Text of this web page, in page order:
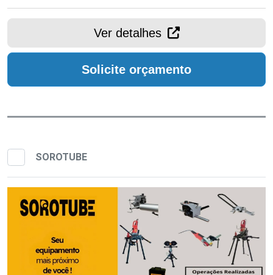
Ver detalhes
Solicite orçamento
SOROTUBE